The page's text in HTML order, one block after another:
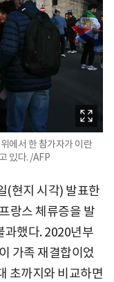
에서 한 참가자가 이란
있다. /AFP
(현지 시각) 발표한
랑스 체류증을 발
과했다. 2020년부
가족 재결합이었
초까지와 비교하면